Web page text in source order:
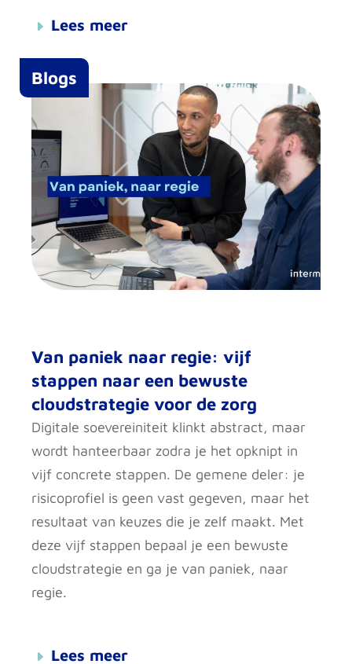
Lees meer
Van paniek naar regie: vijf
stappen naar een bewuste
cloudstrategie voor de zorg
Blogs
Digitale soevereiniteit klinkt abstract, maar
wordt hanteerbaar zodra je het opknipt in
vijf concrete stappen. De gemene deler: je
risicoprofiel is geen vast gegeven, maar het
resultaat van keuzes die je zelf maakt. Met
deze vijf stappen bepaal je een bewuste
cloudstrategie en ga je van paniek, naar
regie.
Lees meer